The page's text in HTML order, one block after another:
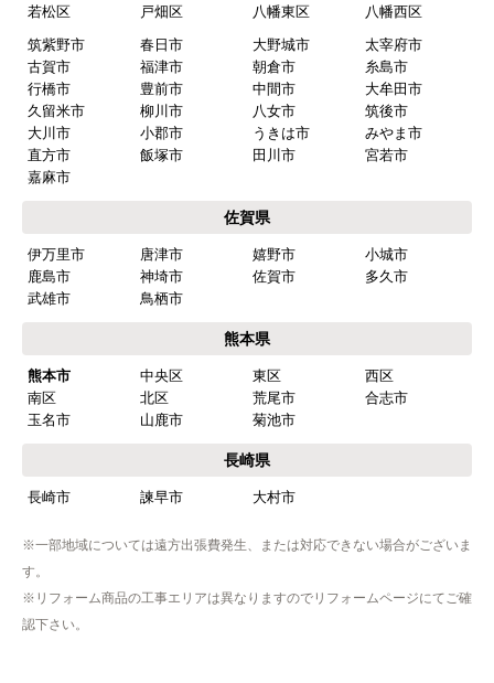
若松区
戸畑区 八幡東区
八幡西区
筑紫野市
春日市 大野城市
太宰府市
古賀市
福津市 朝倉市
糸島市
行橋市
豊前市 中間市
大牟田市
久留米市
柳川市 八女市
筑後市
大川市
小郡市 うきは市
みやま市
直方市
飯塚市 田川市
宮若市
嘉麻市
佐賀県
伊万里市 唐津市 嬉野市
小城市
鹿島市
神埼市 佐賀市
多久市
武雄市
鳥栖市
熊本県
熊本市 中央区 東区
西区
南区
北区 荒尾市
合志市
玉名市
山鹿市 菊池市
長崎県
長崎市 諫早市 大村市
※一部地域については遠方出張費発生、または対応できない場合がございま
す。
※リフォーム商品の工事エリアは異なりますのでリフォームページにてご確
認下さい。